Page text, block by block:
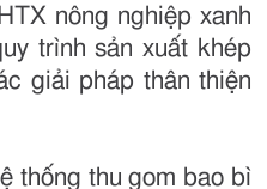
nông nghiệp xanh
trình sản xuất khép
giải pháp thân thiện
thống thu gom bao bì